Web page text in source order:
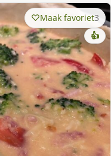
Maak favoriet3
👍